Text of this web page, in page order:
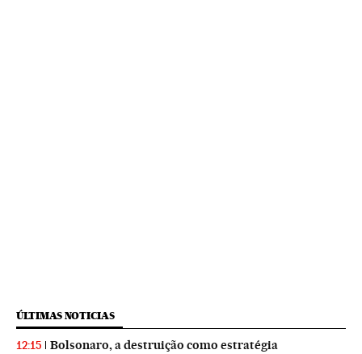
ÚLTIMAS NOTICIAS
12:15 Bolsonaro, a destruição como estratégia